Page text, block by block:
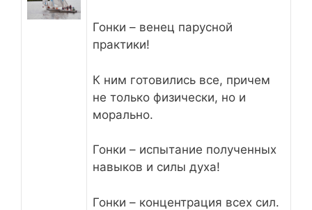
Гонки – венец парусной
практики!
К ним готовились все, причем
не только физически, но и
морально.
Гонки – испытание полученных
навыков и силы духа!
Гонки – концентрация всех сил.